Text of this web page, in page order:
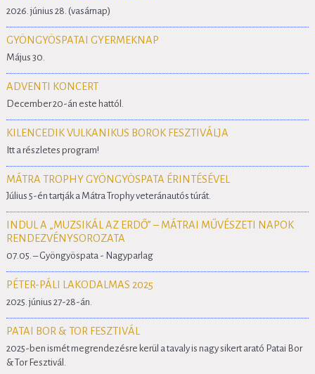
2026. június 28. (vasárnap)
GYÖNGYÖSPATAI GYERMEKNAP
Május 30.
ADVENTI KONCERT
December 20-án este hattól.
KILENCEDIK VULKANIKUS BOROK FESZTIVÁLJA
Itt a részletes program!
MÁTRA TROPHY GYÖNGYÖSPATA ÉRINTÉSÉVEL
Július 5-én tartják a Mátra Trophy veteránautós túrát.
INDUL A „MUZSIKÁL AZ ERDŐ” – MÁTRAI MŰVÉSZETI NAPOK
RENDEZVÉNYSOROZATA
07.05. – Gyöngyöspata - Nagyparlag
PÉTER-PÁLI LAKODALMAS 2025
2025. június 27-28-án.
PATAI BOR & TOR FESZTIVÁL
2025-ben ismét megrendezésre kerül a tavaly is nagy sikert arató Patai Bor
& Tor Fesztivál.